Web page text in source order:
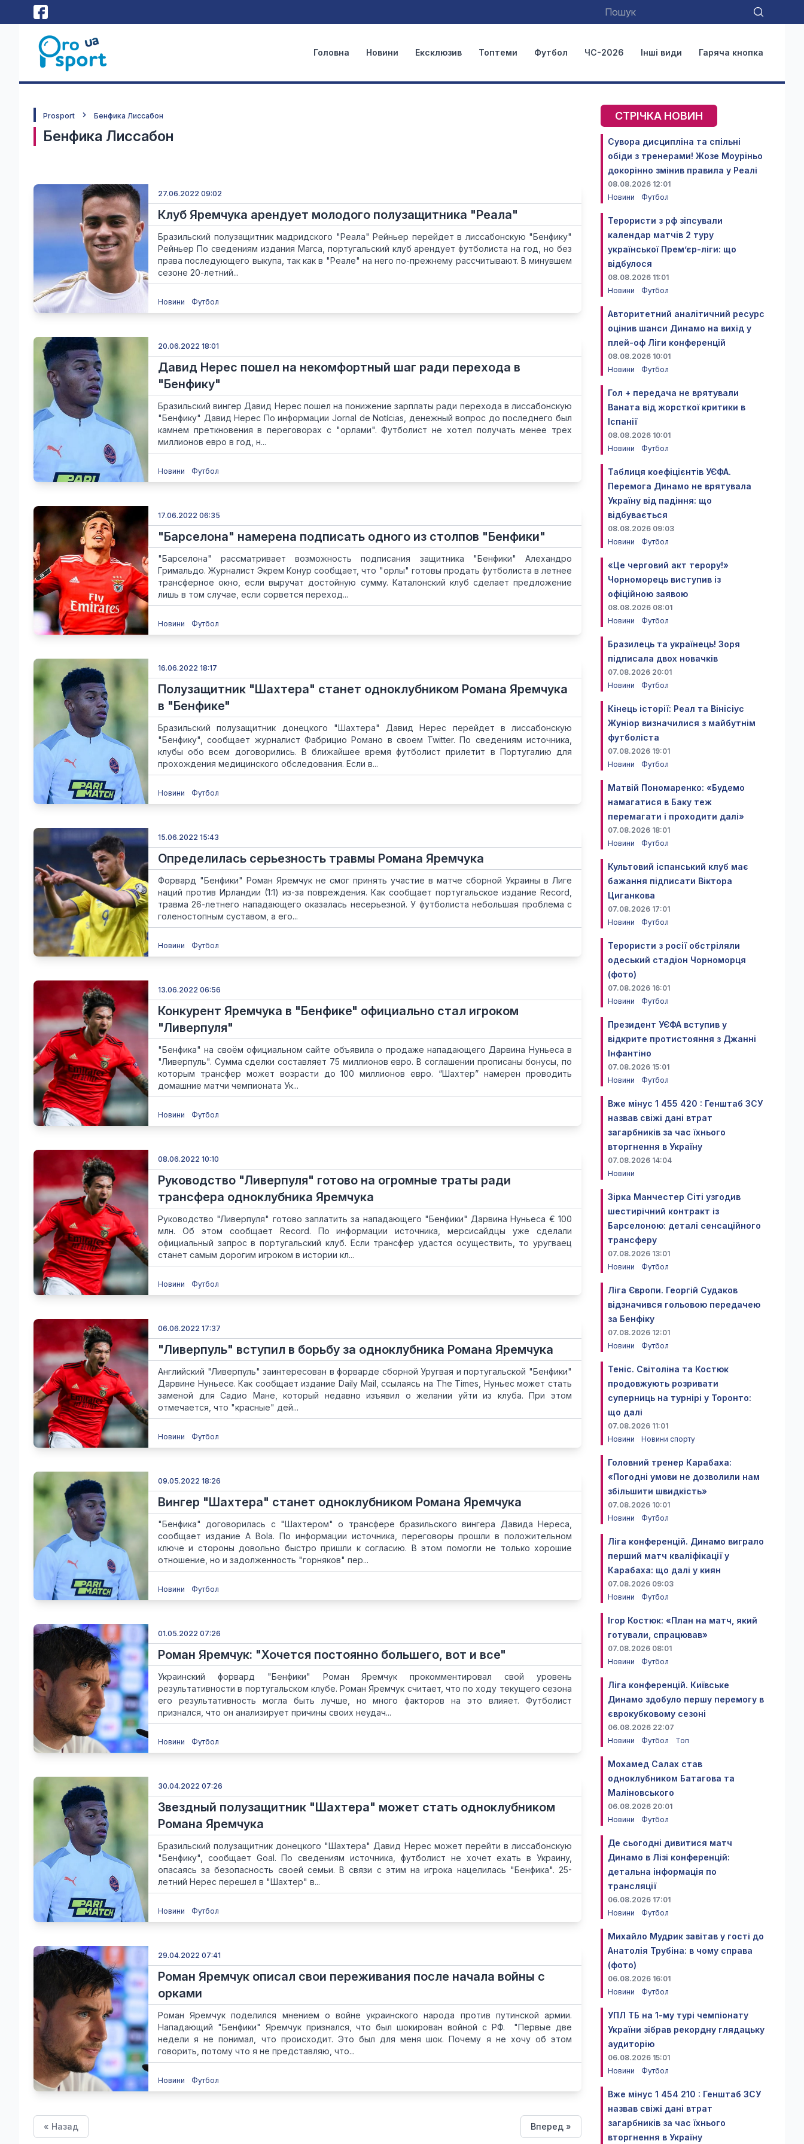
Головна Новини Ексклюзив Топтеми Футбол ЧС-2026 Інші види Гаряча кнопка
Prosport Бенфика Лиссабон
Бенфика Лиссабон
27.06.2022 09:02
Клуб Яремчука арендует молодого полузащитника "Реала"
Бразильский полузащитник мадридского "Реала" Рейньер перейдет в лиссабонскую "Бенфику"
Рейньер По сведениям издания Marca, португальский клуб арендует футболиста на год, но без
права последующего выкупа, так как в "Реале" на него по-прежнему рассчитывают. В минувшем
сезоне 20-летний...
Новини Футбол
20.06.2022 18:01
Давид Нерес пошел на некомфортный шаг ради перехода в
"Бенфику"
Бразильский вингер Давид Нерес пошел на понижение зарплаты ради перехода в лиссабонскую
"Бенфику" Давид Нерес По информации Jornal de Notícias, денежный вопрос до последнего был
камнем преткновения в переговорах с "орлами". Футболист не хотел получать менее трех
миллионов евро в год, н...
Новини Футбол
17.06.2022 06:35
"Барселона" намерена подписать одного из столпов "Бенфики"
"Барселона" рассматривает возможность подписания защитника "Бенфики" Алехандро
Гримальдо. Журналист Экрем Конур сообщает, что "орлы" готовы продать футболиста в летнее
трансферное окно, если выручат достойную сумму. Каталонский клуб сделает предложение
лишь в том случае, если сорвется переход...
Новини Футбол
16.06.2022 18:17
Полузащитник "Шахтера" станет одноклубником Романа Яремчука
в "Бенфике"
Бразильский полузащитник донецкого "Шахтера" Давид Нерес перейдет в лиссабонскую
"Бенфику", сообщает журналист Фабрицио Романо в своем Twitter. По сведениям источника,
клубы обо всем договорились. В ближайшее время футболист прилетит в Португалию для
прохождения медицинского обследования. Если в...
Новини Футбол
15.06.2022 15:43
Определилась серьезность травмы Романа Яремчука
Форвард "Бенфики" Роман Яремчук не смог принять участие в матче сборной Украины в Лиге
наций против Ирландии (1:1) из-за повреждения. Как сообщает португальское издание Record,
травма 26-летнего нападающего оказалась несерьезной. У футболиста небольшая проблема с
голеностопным суставом, а его...
Новини Футбол
13.06.2022 06:56
Конкурент Яремчука в "Бенфике" официально стал игроком
"Ливерпуля"
"Бенфика" на своём официальном сайте объявила о продаже нападающего Дарвина Нуньеса в
"Ливерпуль". Сумма сделки составляет 75 миллионов евро. В соглашении прописаны бонусы, по
которым трансфер может возрасти до 100 миллионов евро. “Шахтер” намерен проводить
домашние матчи чемпионата Ук...
Новини Футбол
08.06.2022 10:10
Руководство "Ливерпуля" готово на огромные траты ради
трансфера одноклубника Яремчука
Руководство "Ливерпуля" готово заплатить за нападающего "Бенфики" Дарвина Нуньеса € 100
млн. Об этом сообщает Record. По информации источника, мерсисайдцы уже сделали
официальный запрос в португальский клуб. Если трансфер удастся осуществить, то уругваец
станет самым дорогим игроком в истории кл...
Новини Футбол
06.06.2022 17:37
"Ливерпуль" вступил в борьбу за одноклубника Романа Яремчука
Английский "Ливерпуль" заинтересован в форварде сборной Уругвая и португальской "Бенфики"
Дарвине Нуньесе. Как сообщает издание Daily Mail, ссылаясь на The Times, Нуньес может стать
заменой для Садио Мане, который недавно изъявил о желании уйти из клуба. При этом
отмечается, что "красные" дей...
Новини Футбол
09.05.2022 18:26
Вингер "Шахтера" станет одноклубником Романа Яремчука
"Бенфика" договорилась с "Шахтером" о трансфере бразильского вингера Давида Нереса,
сообщает издание A Bola. По информации источника, переговоры прошли в положительном
ключе и стороны довольно быстро пришли к согласию. В этом помогли не только хорошие
отношение, но и задолженность "горняков" пер...
Новини Футбол
01.05.2022 07:26
Роман Яремчук: "Хочется постоянно большего, вот и все"
Украинский форвард "Бенфики" Роман Яремчук прокомментировал свой уровень
результативности в португальском клубе. Роман Яремчук считает, что по ходу текущего сезона
его результативность могла быть лучше, но много факторов на это влияет. Футболист
признался, что он анализирует причины своих неудач...
Новини Футбол
30.04.2022 07:26
Звездный полузащитник "Шахтера" может стать одноклубником
Романа Яремчука
Бразильский полузащитник донецкого "Шахтера" Давид Нерес может перейти в лиссабонскую
"Бенфику", сообщает Goal. По сведениям источника, футболист не хочет ехать в Украину,
опасаясь за безопасность своей семьи. В связи с этим на игрока нацелилась "Бенфика". 25-
летний Нерес перешел в "Шахтер" в...
Новини Футбол
29.04.2022 07:41
Роман Яремчук описал свои переживания после начала войны с
орками
Роман Яремчук поделился мнением о войне украинского народа против путинской армии.
Нападающий "Бенфики" Яремчук признался, что был шокирован войной с РФ. "Первые две
недели я не понимал, что происходит. Это был для меня шок. Почему я не хочу об этом
говорить, потому что я не представляю, что...
Новини Футбол
« Назад Вперед »
СТРІЧКА НОВИН
Сувора дисципліна та спільні
обіди з тренерами! Жозе Моуріньо
докорінно змінив правила у Реалі
08.08.2026 12:01
Новини
Футбол
Терористи з рф зіпсували
календар матчів 2 туру
української Прем’єр-ліги: що
відбулося
08.08.2026 11:01
Новини
Футбол
Авторитетний аналітичний ресурс
оцінив шанси Динамо на вихід у
плей-оф Ліги конференцій
08.08.2026 10:01
Новини
Футбол
Гол + передача не врятували
Ваната від жорсткої критики в
Іспанії
08.08.2026 10:01
Новини
Футбол
Таблиця коефіцієнтів УЄФА.
Перемога Динамо не врятувала
Україну від падіння: що
відбувається
08.08.2026 09:03
Новини
Футбол
«Це черговий акт терору!»
Чорноморець виступив із
офіційною заявою
08.08.2026 08:01
Новини
Футбол
Бразилець та українець! Зоря
підписала двох новачків
07.08.2026 20:01
Новини
Футбол
Кінець історії: Реал та Вінісіус
Жуніор визначилися з майбутнім
футболіста
07.08.2026 19:01
Новини
Футбол
Матвій Пономаренко: «Будемо
намагатися в Баку теж
перемагати і проходити далі»
07.08.2026 18:01
Новини
Футбол
Культовий іспанський клуб має
бажання підписати Віктора
Циганкова
07.08.2026 17:01
Новини
Футбол
Терористи з росії обстріляли
одеський стадіон Чорноморця
(фото)
07.08.2026 16:01
Новини
Футбол
Президент УЄФА вступив у
відкрите протистояння з Джанні
Інфантіно
07.08.2026 15:01
Новини
Футбол
Вже мінус 1 455 420 : Генштаб ЗСУ
назвав свіжі дані втрат
загарбників за час їхнього
вторгнення в Україну
07.08.2026 14:04
Новини
Зірка Манчестер Сіті узгодив
шестирічний контракт із
Барселоною: деталі сенсаційного
трансферу
07.08.2026 13:01
Новини
Футбол
Ліга Європи. Георгій Судаков
відзначився гольовою передачею
за Бенфіку
07.08.2026 12:01
Новини
Футбол
Теніс. Світоліна та Костюк
продовжують розривати
суперниць на турнірі у Торонто:
що далі
07.08.2026 11:01
Новини
Новини спорту
Головний тренер Карабаха:
«Погодні умови не дозволили нам
збільшити швидкість»
07.08.2026 10:01
Новини
Футбол
Ліга конференцій. Динамо виграло
перший матч кваліфікації у
Карабаха: що далі у киян
07.08.2026 09:03
Новини
Футбол
Ігор Костюк: «План на матч, який
готували, спрацював»
07.08.2026 08:01
Новини
Футбол
Ліга конференцій. Київське
Динамо здобуло першу перемогу в
єврокубковому сезоні
06.08.2026 22:07
Новини
Футбол Топ
Мохамед Салах став
одноклубником Батагова та
Маліновського
06.08.2026 20:01
Новини
Футбол
Де сьогодні дивитися матч
Динамо в Лізі конференцій:
детальна інформація по
трансляції
06.08.2026 17:01
Новини
Футбол
Михайло Мудрик завітав у гості до
Анатолія Трубіна: в чому справа
(фото)
06.08.2026 16:01
Новини
Футбол
УПЛ ТБ на 1-му турі чемпіонату
України зібрав рекордну глядацьку
аудиторію
06.08.2026 15:01
Новини
Футбол
Вже мінус 1 454 210 : Генштаб ЗСУ
назвав свіжі дані втрат
загарбників за час їхнього
вторгнення в Україну